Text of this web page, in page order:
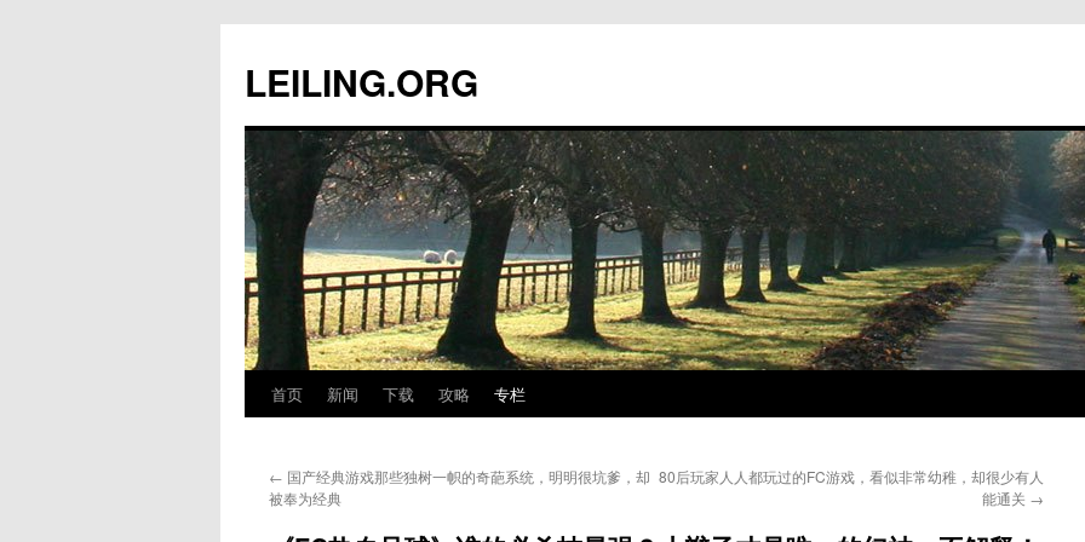
文
LEILING.ORG
首页 新闻 下载 攻略 专栏
← 国产经典游戏那些独树一帜的奇葩系统，明明很坑爹，却
被奉为经典
80后玩家人人都玩过的FC游戏，看似非常幼稚，却很少有人
能通关 →